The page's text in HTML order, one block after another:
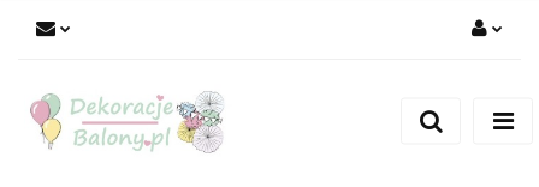
Zarejestruj się